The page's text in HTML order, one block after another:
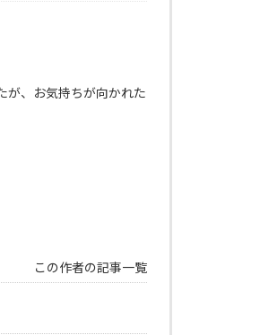
が、お気持ちが向かれた
この作者の記事一覧